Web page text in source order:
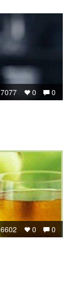
0
0
7077
0
0
6602